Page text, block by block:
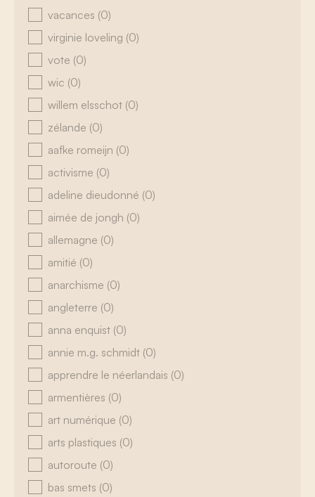
vacances (0)
virginie loveling (0)
vote (0)
wic (0)
willem elsschot (0)
zélande (0)
aafke romeijn (0)
activisme (0)
adeline dieudonné (0)
aimée de jongh (0)
allemagne (0)
amitié (0)
anarchisme (0)
angleterre (0)
anna enquist (0)
annie m.g. schmidt (0)
apprendre le néerlandais (0)
armentières (0)
art numérique (0)
arts plastiques (0)
autoroute (0)
bas smets (0)